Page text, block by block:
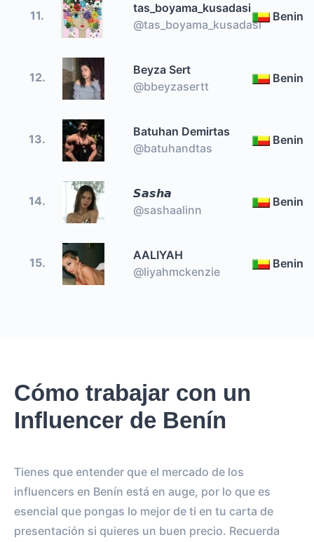
11.
tas_boyama_kusadasi
@tas_boyama_kusadasi
Benin
12.
Beyza Sert
@bbeyzasertt
Benin
13.
Batuhan Demirtas
@batuhandtas
Benin
14.
𝙎𝙖𝙨𝙝𝙖
@sashaalinn
Benin
15.
AALIYAH
@liyahmckenzie
Benin
Cómo trabajar con un
Influencer de Benín
Tienes que entender que el mercado de los
influencers en Benín está en auge, por lo que es
esencial que pongas lo mejor de ti en tu carta de
presentación si quieres un buen precio. Recuerda